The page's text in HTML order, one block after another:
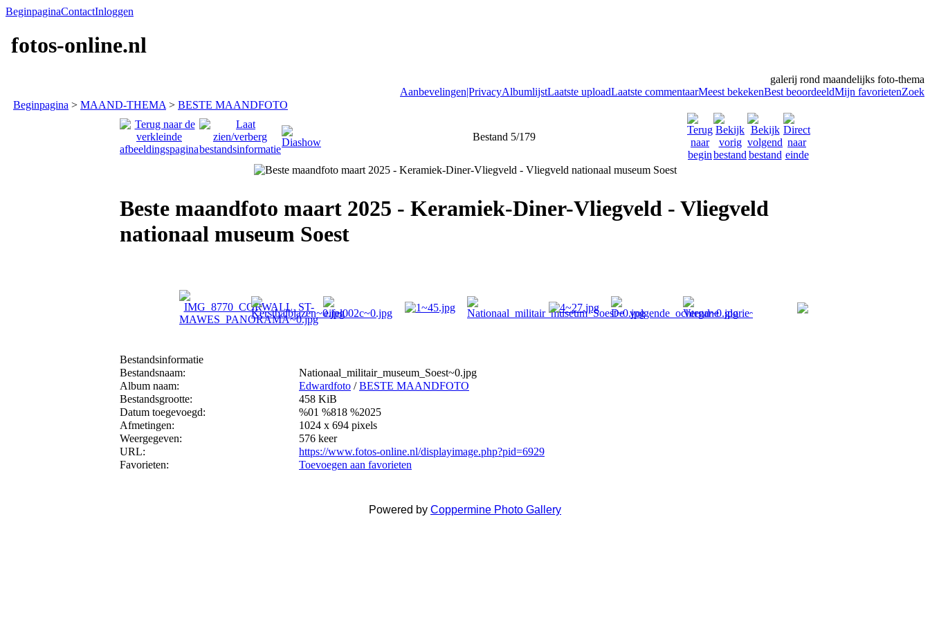
BeginpaginaContactInloggen
fotos-online.nl
galerij rond maandelijks foto-thema
Aanbevelingen|PrivacyAlbumlijstLaatste uploadLaatste commentaarMeest bekekenBest beoordeeldMijn favorietenZoek
Beginpagina > MAAND-THEMA > BESTE MAANDFOTO
Bestand 5/179
Beste maandfoto maart 2025 - Keramiek-Diner-Vliegveld - Vliegveld
nationaal museum Soest
Bestandsinformatie
Bestandsnaam:
Nationaal_militair_museum_Soest~0.jpg
Album naam:
Edwardfoto /BESTE MAANDFOTO
Bestandsgrootte:
458 KiB
Datum toegevoegd:
%01 %818 %2025
Afmetingen:
1024 x 694 pixels
Weergegeven:
576 keer
URL:
https://www.fotos-online.nl/displayimage.php?pid=6929
Favorieten:
Toevoegen aan favorieten
Powered by Coppermine Photo Gallery